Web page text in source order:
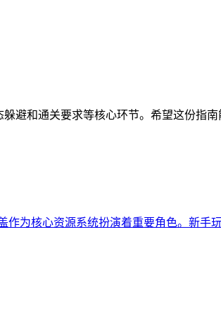
避和通关要求等核心环节。希望这份指
为核心资源系统扮演着重要角色。新